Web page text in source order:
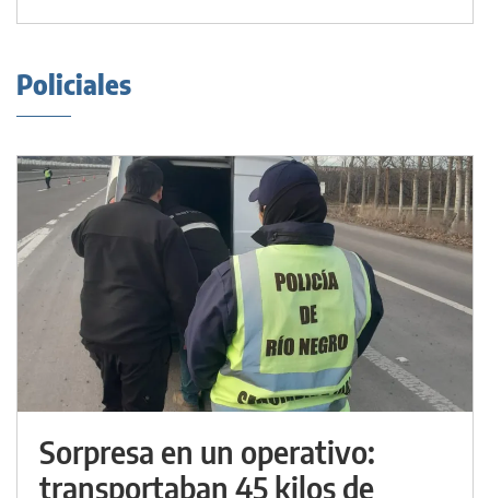
Policiales
Sorpresa en un operativo:
transportaban 45 kilos de